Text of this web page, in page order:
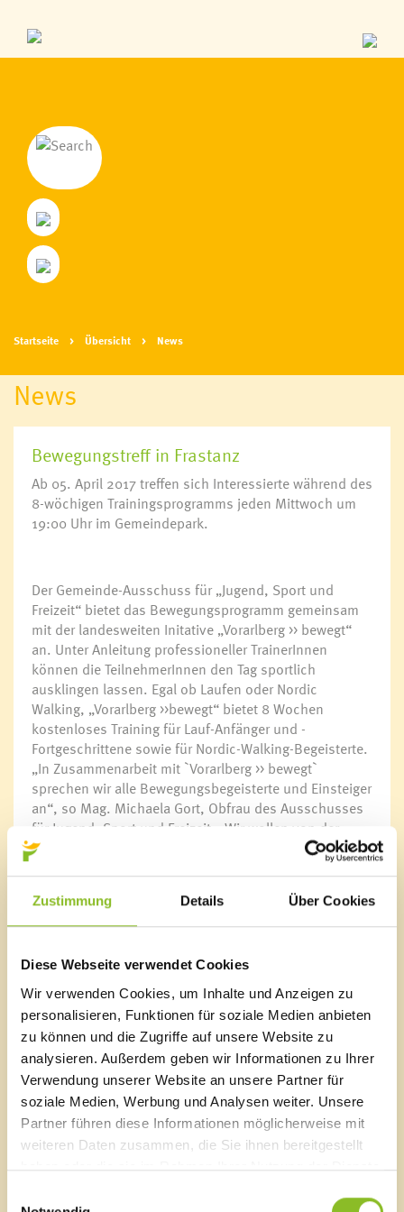
Zustimmung Details Über Cookies
Diese Webseite verwendet Cookies
Wir verwenden Cookies, um Inhalte und Anzeigen zu
personalisieren, Funktionen für soziale Medien anbieten
zu können und die Zugriffe auf unsere Website zu
analysieren. Außerdem geben wir Informationen zu Ihrer
Verwendung unserer Website an unsere Partner für
soziale Medien, Werbung und Analysen weiter. Unsere
Partner führen diese Informationen möglicherweise mit
weiteren Daten zusammen, die Sie ihnen bereitgestellt
haben oder die sie im Rahmen Ihrer Nutzung der Dienste
Startseite Übersicht News
News
Bewegungstreff in Frastanz
Ab 05. April 2017 treffen sich Interessierte während des
8-wöchigen Trainingsprogramms jeden Mittwoch um
19:00 Uhr im Gemeindepark.
Der Gemeinde-Ausschuss für „Jugend, Sport und
Freizeit“ bietet das Bewegungsprogramm gemeinsam
mit der landesweiten Initative „Vorarlberg >> bewegt“
an. Unter Anleitung professioneller TrainerInnen
können die TeilnehmerInnen den Tag sportlich
ausklingen lassen. Egal ob Laufen oder Nordic
Walking, „Vorarlberg >>bewegt“ bietet 8 Wochen
kostenloses Training für Lauf-Anfänger und -
Fortgeschrittene sowie für Nordic-Walking-Begeisterte.
„In Zusammenarbeit mit `Vorarlberg >> bewegt`
sprechen wir alle Bewegungsbegeisterte und Einsteiger
an“, so Mag. Michaela Gort, Obfrau des Ausschusses
für Jugend, Sport und Freizeit. „Wir wollen von der
Marktgemeinde Frastanz zur Bewegung animieren und
Termine der Bewegungstreffs in Frastanz:
5. April 2017 – 24. Mai 2017, jeweils mittwochs um
Treffpunkt: Gemeindepark (gegenüber vom Rathaus)
Kontakt
Anmeldung und mehr Informationen gibt es unter
www.vorarlbergbewegt.at.
Marktgemeinde Frastanz
Sägenplatz 1